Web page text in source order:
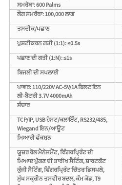
ਸਮਰੱਥਾ: 600 Palms
ਲੌਗ ਸਮਰੱਥਾ: 100,000 ਲਾਗ
ਤਸਦੀਕ/ਪਛਾਣ
ਪੁਸ਼ਟੀਕਰਨ ਗਤੀ (1:1): ≤0.5s
ਪਛਾਣ ਦੀ ਗਤੀ (1:N): ≤1s
ਬਿਜਲੀ ਦੀ ਸਪਲਾਈ
ਪਾਵਰ: 110/220V AC-5V/1A ਬਿਲਟ ਇਨ
ਲੀ-ਬੈਟਰੀ 3.7V 4000mAh
ਸੰਚਾਰ
TCP/IP, USB ਹੋਸਟ/ਕਲਾਇੰਟ, RS232/485,
Wiegand ਇਨ/ਆਊਟ
ਮਿਆਰੀ ਫੰਕਸ਼ਨ
ਯੂਜ਼ਰ ਰੋਲ ਮੈਨੇਜਮੈਂਟ, ਫਿੰਗਰਪ੍ਰਿੰਟ ਦੀ
ਮਿਆਦ ਪੁੱਗਣ ਦੀ ਤਾਰੀਖ ਸੈਟਿੰਗ, ਸ਼ਾਰਟਕੱਟ
ਕੁੰਜੀ ਸੈਟਿੰਗ, ਫਿੰਗਰਪ੍ਰਿੰਟ ਚਿੱਤਰ ਡਿਸਪਲੇ,
ਮੁੱਖ ਸਕ੍ਰੀਨ ਤਸਵੀਰ ਬਦਲ, ਕੰਮ ਕੋਡ, T9